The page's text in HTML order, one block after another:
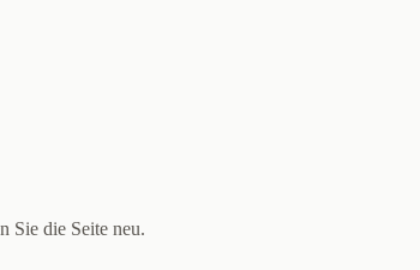
Sie die Seite neu.